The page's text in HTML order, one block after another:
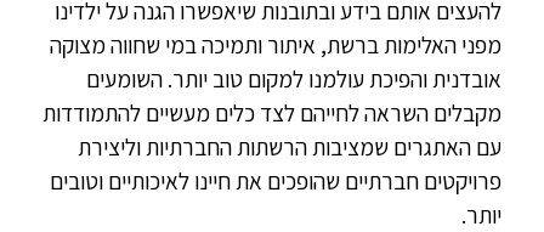
להעצים אותם בידע ובתובנות שיאפשרו הגנה על ילדינו
מפני האלימות ברשת, איתור ותמיכה במי שחווה מצוקה
אובדנית והפיכת עולמנו למקום טוב יותר. השומעים
מקבלים השראה לחייהם לצד כלים מעשיים להתמודדות
עם האתגרים שמציבות הרשתות החברתיות וליצירת
פרויקטים חברתיים שהופכים את חיינו לאיכותיים וטובים
יותר.